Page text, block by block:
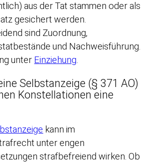
aus der Tat stammen oder als
gesichert werden.
sind Zuordnung,
und Nachweisführung.
unter Einziehung.
Selbstanzeige (§ 371 AO)
Konstellationen eine
kann im
unter engen
strafbefreiend wirken. Ob